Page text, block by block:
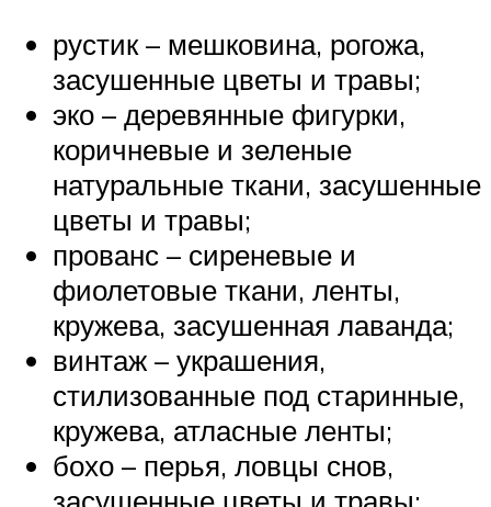
рустик – мешковина, рогожа,
засушенные цветы и травы;
эко – деревянные фигурки,
коричневые и зеленые
натуральные ткани, засушенные
цветы и травы;
прованс – сиреневые и
фиолетовые ткани, ленты,
кружева, засушенная лаванда;
винтаж – украшения,
стилизованные под старинные,
кружева, атласные ленты;
бохо – перья, ловцы снов,